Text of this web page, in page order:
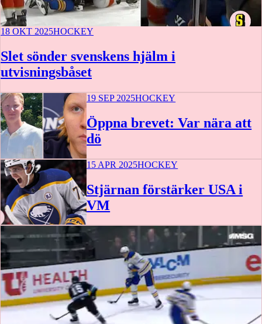
18 OKT 2025HOCKEY
Slet sönder svenskens hjälm i
utvisningsbåset
19 SEP 2025HOCKEY
Öppna brevet: Var nära att
dö
15 APR 2025HOCKEY
Stjärnan förstärker USA i
VM